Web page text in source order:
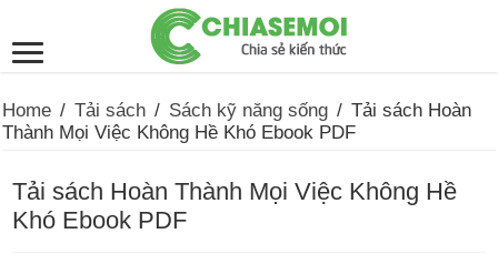
Home / Tải sách / Sách kỹ năng sống / Tải sách Hoàn
Thành Mọi Việc Không Hề Khó Ebook PDF
Tải sách Hoàn Thành Mọi Việc Không Hề
Khó Ebook PDF